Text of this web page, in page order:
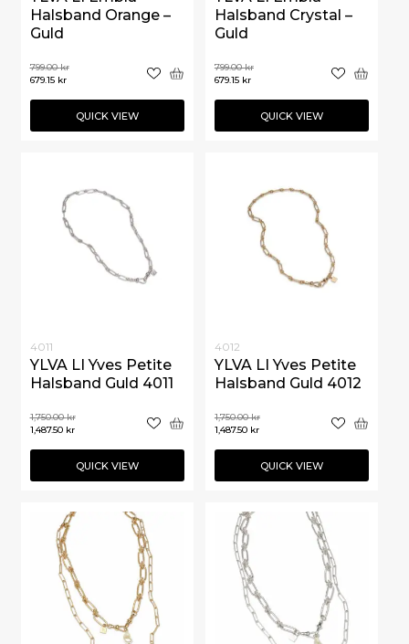
Halsband Orange –
Guld
799.00kr
679.15 kr
QUICK VIEW
Halsband Crystal –
Guld
799.00kr
679.15 kr
QUICK VIEW
4011
YLVA LI Yves Petite
Halsband Guld 4011
1,750.00kr
1,487.50 kr
QUICK VIEW
4012
YLVA LI Yves Petite
Halsband Guld 4012
1,750.00kr
1,487.50 kr
QUICK VIEW